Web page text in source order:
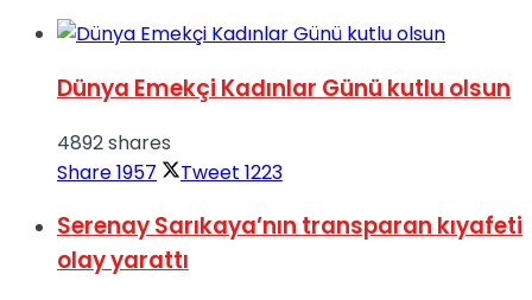
Dünya Emekçi Kadınlar Günü kutlu olsun
4892 shares
Share1957 Tweet 1223
Serenay Sarıkaya’nın transparan kıyafeti
olay yarattı